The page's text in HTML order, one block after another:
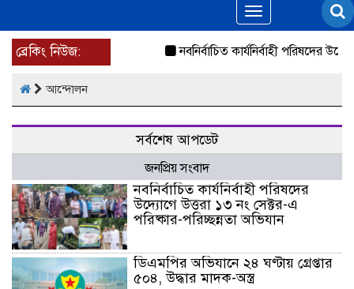
Toggle
navigation
ব্রেকিং নিউজ: নবনির্বাচিত কার্যনির্বাহী পরিষদের
আন্দোলন
সর্বশেষ আপডেট
জনপ্রিয় সংবাদ
নবনির্বাচিত কার্যনির্বাহী পরিষদের
উদ্যোগে উত্তরা ১৩ নং সেক্টর-এ
পরিষ্কার-পরিচ্ছন্নতা অভিযান
ডিএমপির অভিযানে ২৪ ঘণ্টায় গ্রেপ্তার
৫০৪, উদ্ধার মাদক-অস্ত্র